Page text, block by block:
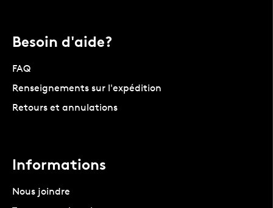
Besoin d'aide?
FAQ
Renseignements sur l'expédition
Retours et annulations
Informations
Nous joindre